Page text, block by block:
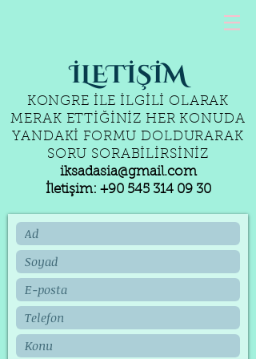
İLETİŞİM
KONGRE İLE İLGİLİ OLARAK
MERAK ETTİĞİNİZ HER KONUDA
YANDAKİ FORMU DOLDURARAK
SORU SORABİLİRSİNİZ
iksadasia@gmail.com
İletişim: +90 545 314 09 30